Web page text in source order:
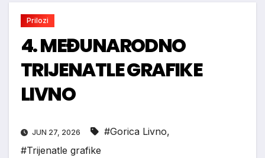
Prilozi
4. MEĐUNARODNO
TRIJENATLE GRAFIKE
LIVNO
JUN 27, 2026 #Gorica Livno,
#Trijenatle grafike